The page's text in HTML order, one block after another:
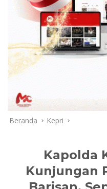
Beranda Kepri
Kapolda
Kunjungan